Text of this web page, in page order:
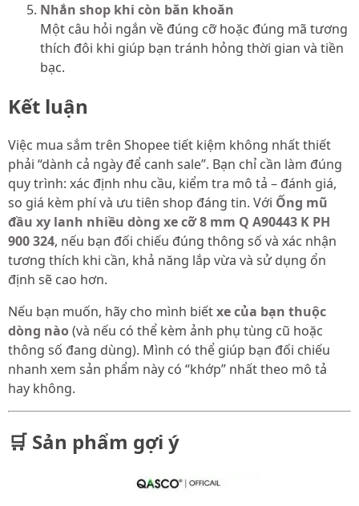
Nhắn shop khi còn băn khoăn
Một câu hỏi ngắn về đúng cỡ hoặc đúng mã tương
thích đôi khi giúp bạn tránh hỏng thời gian và tiền
bạc.
Kết luận
Việc mua sắm trên Shopee tiết kiệm không nhất thiết
phải “dành cả ngày để canh sale”. Bạn chỉ cần làm đúng
quy trình: xác định nhu cầu, kiểm tra mô tả – đánh giá,
so giá kèm phí và ưu tiên shop đáng tin. Với Ống mũ
đầu xy lanh nhiều dòng xe cỡ 8 mm Q A90443 K PH
900 324, nếu bạn đối chiếu đúng thông số và xác nhận
tương thích khi cần, khả năng lắp vừa và sử dụng ổn
định sẽ cao hơn.
Nếu bạn muốn, hãy cho mình biếtxe của bạn thuộc
dòng nào(và nếu có thể kèm ảnh phụ tùng cũ hoặc
thông số đang dùng). Mình có thể giúp bạn đối chiếu
nhanh xem sản phẩm này có “khớp” nhất theo mô tả
hay không.
🛒 Sản phẩm gợi ý